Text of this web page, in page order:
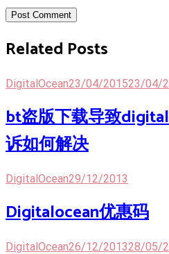
Post Comment
Related Posts
DigitalOcean23/04/201523/04/
bt盗版下载导致
诉如何解决
DigitalOcean29/12/2013
Digitalocean优惠码
DigitalOcean26/12/201328/05/